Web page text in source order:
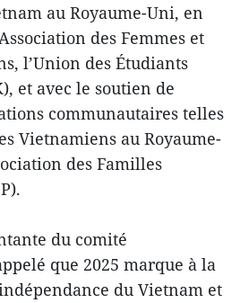
au Royaume-Uni, en
des Femmes et
l’Union des Étudiants
et avec le soutien de
communautaires telles
Vietnamiens au Royaume-
des Familles
du comité
que 2025 marque à la
du Vietnam et